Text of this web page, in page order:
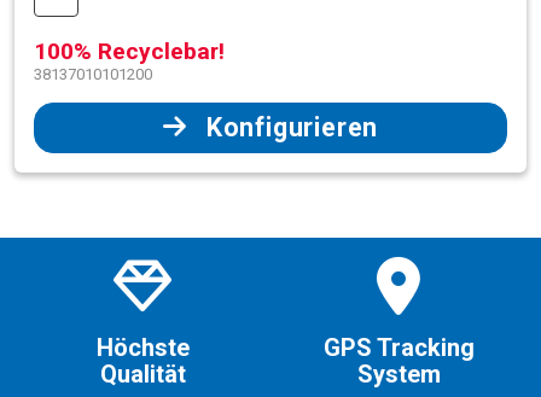
100% Recyclebar!
38137010101200
Konfigurieren
Höchste
Qualität
GPS Tracking
System